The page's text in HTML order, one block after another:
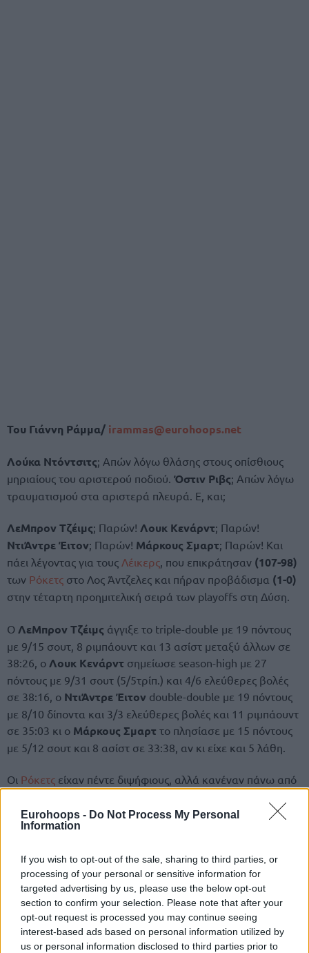
Eurohoops - Do Not Process My Personal
Information
If you wish to opt-out of the sale, sharing to third parties, or
processing of your personal or sensitive information for
targeted advertising by us, please use the below opt-out
section to confirm your selection. Please note that after your
opt-out request is processed you may continue seeing
interest-based ads based on personal information utilized by
us or personal information disclosed to third parties prior to
Του Γιάννη Ράμμα/ irammas@eurohoops.net
Λούκα Ντόντσιτς; Απών λόγω θλάσης στους οπίσθιους
μηριαίους του αριστερού ποδιού. Όστιν Ριβς; Απών λόγω
τραυματισμού στα αριστερά πλευρά. Ε, και;
ΛεΜπρον Τζέιμς; Παρών! Λουκ Κενάρντ; Παρών!
ΝτιΆντρε Έιτον; Παρών! Μάρκους Σμαρτ; Παρών! Και
πάει λέγοντας για τους Λέικερς, που επικράτησαν (107-98)
των Ρόκετς στο Λος Άντζελες και πήραν προβάδισμα (1-0)
στην τέταρτη προημιτελική σειρά των playoffs στη Δύση.
Ο ΛεΜπρον Τζέιμς άγγιξε το triple-double με 19 πόντους
με 9/15 σουτ, 8 ριμπάουντ και 13 ασίστ μεταξύ άλλων σε
38:26, ο Λουκ Κενάρντ σημείωσε season-high με 27
πόντους με 9/31 σουτ (5/5τρίπ.) και 4/6 ελεύθερες βολές
σε 38:16, ο ΝτιΆντρε Έιτον double-double με 19 πόντους
με 8/10 δίποντα και 3/3 ελεύθερες βολές και 11 ριμπάουντ
σε 35:03 κι ο Μάρκους Σμαρτ το πλησίασε με 15 πόντους
με 5/12 σουτ και 8 ασίστ σε 33:38, αν κι είχε και 5 λάθη.
Οι Ρόκετς είχαν πέντε διψήφιους, αλλά κανέναν πάνω από
τραυματισμού στο δεξί γόνατο. Πρώτος σκόρερ ήταν ο
Αλπερέν Σενγκούν
ριμπάουντ και 6 ασίστ.
Η συνέχεια ξανά στην crypto.com Arena (22/4, 05:30).